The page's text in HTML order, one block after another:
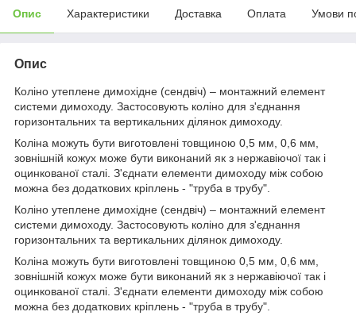
Опис Характеристики Доставка Оплата Умови
Опис
Коліно утеплене димохідне (сендвіч) – монтажний елемент
системи димоходу. Застосовують коліно для з'єднання
горизонтальних та вертикальних ділянок димоходу.
Коліна можуть бути виготовлені товщиною 0,5 мм, 0,6 мм,
зовнішній кожух може бути виконаний як з нержавіючої так і
оцинкованої сталі. З'єднати елементи димоходу між собою
можна без додаткових кріплень - "труба в трубу".
Коліно утеплене димохідне (сендвіч) – монтажний елемент
системи димоходу. Застосовують коліно для з'єднання
горизонтальних та вертикальних ділянок димоходу.
Коліна можуть бути виготовлені товщиною 0,5 мм, 0,6 мм,
зовнішній кожух може бути виконаний як з нержавіючої так і
оцинкованої сталі. З'єднати елементи димоходу між собою
можна без додаткових кріплень - "труба в трубу".